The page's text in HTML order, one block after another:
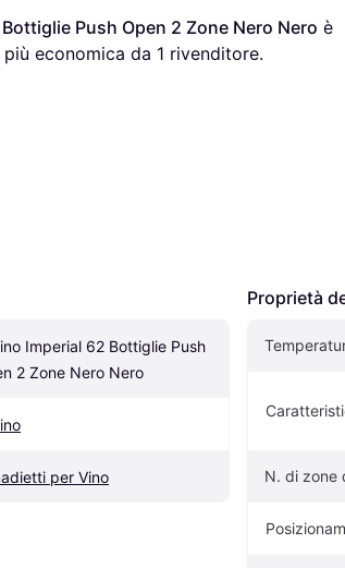
Push Open 2 Zone Nero Nero
economica da 1 rivenditore.
Imperial 62 Bottiglie Push
2 Zone Nero Nero
per Vino
Proprietà
N. di zone